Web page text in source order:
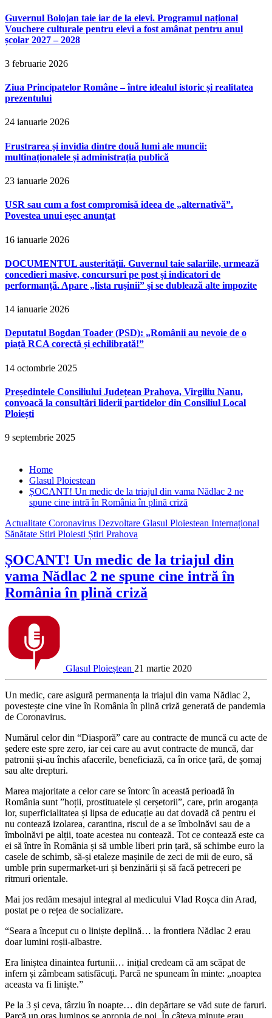
Guvernul Bolojan taie iar de la elevi. Programul național
Vouchere culturale pentru elevi a fost amânat pentru anul
școlar 2027 – 2028
3 februarie 2026
Ziua Principatelor Române – între idealul istoric și realitatea
prezentului
24 ianuarie 2026
Frustrarea și invidia dintre două lumi ale muncii:
multinaționalele și administrația publică
23 ianuarie 2026
USR sau cum a fost compromisă ideea de „alternativă”.
Povestea unui eșec anunțat
16 ianuarie 2026
DOCUMENTUL austerităţii. Guvernul taie salariile, urmează
concedieri masive, concursuri pe post şi indicatori de
performanţă. Apare „lista ruşinii” şi se dublează alte impozite
14 ianuarie 2026
Deputatul Bogdan Toader (PSD): „Românii au nevoie de o
piață RCA corectă și echilibrată!”
14 octombrie 2025
Președintele Consiliului Județean Prahova, Virgiliu Nanu,
convoacă la consultări liderii partidelor din Consiliul Local
Ploiești
9 septembrie 2025
Home
Glasul Ploiestean
ȘOCANT! Un medic de la triajul din vama Nădlac 2 ne
spune cine intră în România în plină criză
Actualitate Coronavirus Dezvoltare Glasul Ploiestean Internațional
Sănătate Stiri Ploiesti Știri Prahova
ȘOCANT! Un medic de la triajul din
vama Nădlac 2 ne spune cine intră în
România în plină criză
Glasul Ploieștean 21 martie 2020
Un medic, care asigură permanența la triajul din vama Nădlac 2,
povestește cine vine în România în plină criză generată de pandemia
de Coronavirus.
Numărul celor din “Diasporă” care au contracte de muncă cu acte de
ședere este spre zero, iar cei care au avut contracte de muncă, dar
patronii și-au închis afacerile, beneficiază, ca în orice țară, de șomaj
sau alte drepturi.
Marea majoritate a celor care se întorc în această perioadă în
România sunt ”hoții, prostituatele și cerșetorii”, care, prin aroganța
lor, superficialitatea și lipsa de educație au dat dovadă că pentru ei
nu contează izolarea, carantina, riscul de a se îmbolnăvi sau de a
îmbolnăvi pe alții, toate acestea nu contează. Tot ce contează este ca
ei să între în România și să umble liberi prin țară, să schimbe euro la
casele de schimb, să-și etaleze mașinile de zeci de mii de euro, să
umble prin supermarket-uri și benzinării și să facă petreceri pe
ritmuri orientale.
Mai jos redăm mesajul integral al medicului Vlad Roșca din Arad,
postat pe o rețea de socializare.
“Seara a început cu o liniște deplină… la frontiera Nădlac 2 erau
doar lumini roșii-albastre.
Era liniștea dinaintea furtunii… inițial credeam că am scăpat de
infern și zâmbeam satisfăcuți. Parcă ne spuneam în minte: „noaptea
aceasta va fi liniște.”
Pe la 3 și ceva, târziu în noapte… din depărtare se văd sute de faruri.
Parcă un oraș luminos se apropia de noi. În câteva minute erau